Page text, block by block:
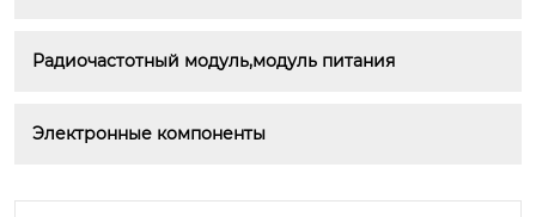
Радиочастотный модуль,модуль питания
Электронные компоненты